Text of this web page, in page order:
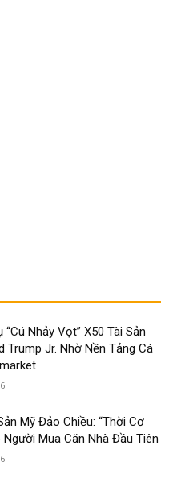
Nhảy Vọt” X50 Tài Sản
Trump Jr. Nhờ Nền Tảng Cá
Mỹ Đảo Chiều: “Thời Cơ
Người Mua Căn Nhà Đầu Tiên